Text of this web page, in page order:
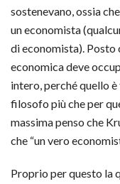
sostenevano, ossia
un economista
di economista). Posto
economica deve
intero, perché quello
filosofo più che per
massima penso che
che “un vero
Proprio per questo la